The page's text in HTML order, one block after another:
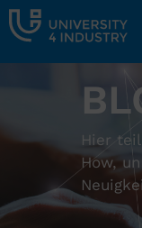
Hier
How,